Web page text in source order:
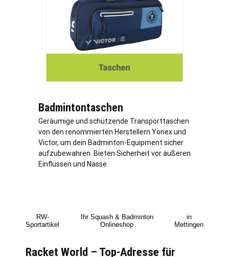
Badmintontaschen
Geräumige und schützende Transporttaschen
von den renommierten Herstellern Yonex und
Victor, um dein Badminton-Equipment sicher
aufzubewahren. Bieten Sicherheit vor äußeren
Einflüssen und Nässe.
RW-
Sportartikel
Ihr Squash & Badminton
Onlineshop
in
Mettingen
Racket World – Top-Adresse für